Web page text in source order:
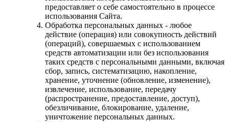
предоставляет о себе самостоятельно в процессе
использования Сайта.
Обработка персональных данных - любое
действие (операция) или совокупность действий
(операций), совершаемых с использованием
средств автоматизации или без использования
таких средств с персональными данными, включая
сбор, запись, систематизацию, накопление,
хранение, уточнение (обновление, изменение),
извлечение, использование, передачу
(распространение, предоставление, доступ),
обезличивание, блокирование, удаление,
уничтожение персональных данных.